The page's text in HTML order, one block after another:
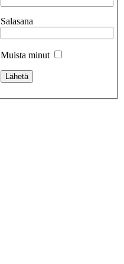
Salasana
Muista minut